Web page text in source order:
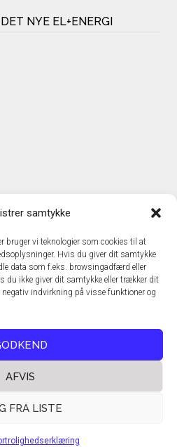
samtykke
bruger vi teknologier som cookies til at
Hvis du giver dit samtykke
data som f.eks. browsingadfærd eller
du ikke giver dit samtykke eller trækker dit
negativ indvirkning på visse funktioner og
AFVIS
FRA LISTE
NYE EL+ENERGI
A/S
Glostrup
+45 43 24 26 28